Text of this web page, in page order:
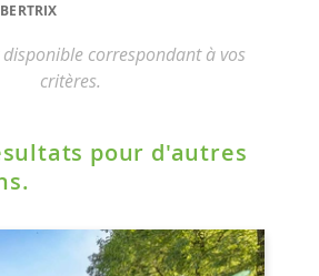
disponible correspondant à vos
critères.
pour d'autres